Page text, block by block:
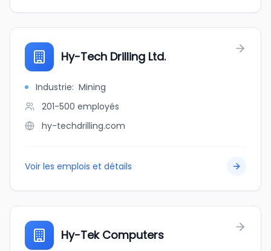
Hy-Tech Drilling Ltd.
Industrie: Mining
201-500 employés
hy-techdrilling.com
Voir les emplois et détails
Hy-Tek Computers